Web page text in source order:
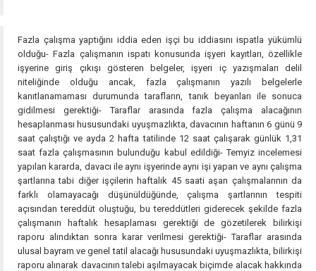
Fazla çalışma yaptığını iddia eden işçi bu iddiasını ispatla yükümlü
olduğu- Fazla çalışmanın ispatı konusunda işyeri kayıtları, özellikle
işyerine giriş çıkışı gösteren belgeler, işyeri iç yazışmaları delil
niteliğinde olduğu ancak, fazla çalışmanın yazılı belgelerle
kanıtlanamaması durumunda tarafların, tanık beyanları ile sonuca
gidilmesi gerektiği- Taraflar arasında fazla çalışma alacağının
hesaplanması hususundaki uyuşmazlıkta, davacının haftanın 6 günü 9
saat çalıştığı ve ayda 2 hafta tatilinde 12 saat çalışarak günlük 1,31
saat fazla çalışmasının bulunduğu kabul edildiği- Temyiz incelemesi
yapılan kararda, davacı ile aynı işyerinde aynı işi yapan ve aynı çalışma
şartlarına tabi diğer işçilerin haftalık 45 saati aşan çalışmalarının da
farklı olamayacağı düşünüldüğünde, çalışma şartlarının tespiti
açısından tereddüt oluştuğu, bu tereddütleri giderecek şekilde fazla
çalışmanın haftalık hesaplaması gerektiği de gözetilerek bilirkişi
raporu alındıktan sonra karar verilmesi gerektiği- Taraflar arasında
ulusal bayram ve genel tatil alacağı hususundaki uyuşmazlıkta, bilirkişi
raporu alınarak davacının talebi aşılmayacak biçimde alacak hakkında